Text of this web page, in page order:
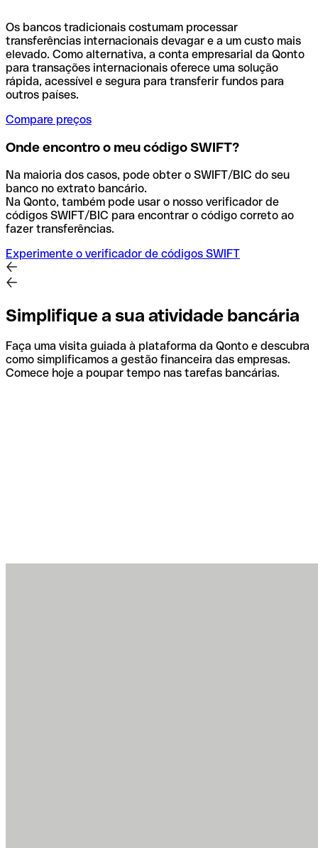
Os bancos tradicionais costumam processar
transferências internacionais devagar e a um custo mais
elevado. Como alternativa, a conta empresarial da Qonto
para transações internacionais oferece uma solução
rápida, acessível e segura para transferir fundos para
outros países.
Compare preços
Onde encontro o meu código SWIFT?
Na maioria dos casos, pode obter o SWIFT/BIC do seu
banco no extrato bancário.
Na Qonto, também pode usar o nosso verificador de
códigos SWIFT/BIC para encontrar o código correto ao
fazer transferências.
Experimente o verificador de códigos SWIFT
Simplifique a sua atividade bancária
Faça uma visita guiada à plataforma da Qonto e descubra
como simplificamos a gestão financeira das empresas.
Comece hoje a poupar tempo nas tarefas bancárias.